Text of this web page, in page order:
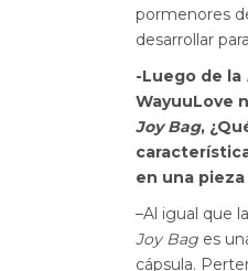
pormenores
desarrollar
-Luego de la
WayuuLove
Joy Bag,
en una
–Al igual que la
Joy Bag es
cápsula.